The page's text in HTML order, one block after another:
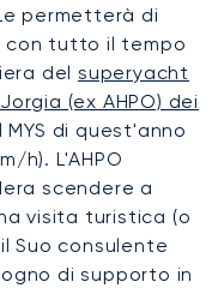
permetterà di
con tutto il tempo
del superyacht
(ex AHPO) dei
di quest'anno
h). L'AHPO
scendere a
visita turistica (o
Suo consulente
di supporto in